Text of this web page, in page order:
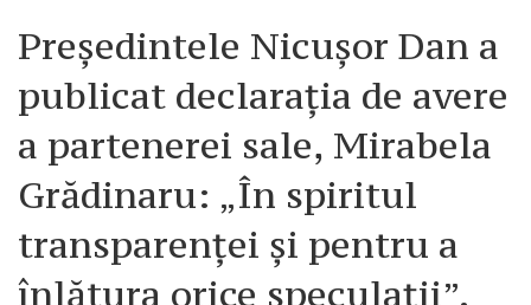
Președintele Nicușor Dan a
publicat declarația de avere
a partenerei sale, Mirabela
Grădinaru: „În spiritul
transparenței și pentru a
înlătura orice speculații”.